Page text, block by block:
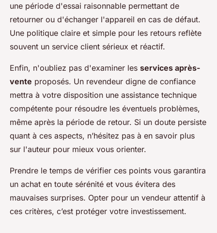
une période d'essai raisonnable permettant de
retourner ou d'échanger l'appareil en cas de défaut.
Une politique claire et simple pour les retours reflète
souvent un service client sérieux et réactif.
Enfin, n'oubliez pas d'examiner les services après-
vente proposés. Un revendeur digne de confiance
mettra à votre disposition une assistance technique
compétente pour résoudre les éventuels problèmes,
même après la période de retour. Si un doute persiste
quant à ces aspects, n’hésitez pas à en savoir plus
sur l'auteur pour mieux vous orienter.
Prendre le temps de vérifier ces points vous garantira
un achat en toute sérénité et vous évitera des
mauvaises surprises. Opter pour un vendeur attentif à
ces critères, c’est protéger votre investissement.